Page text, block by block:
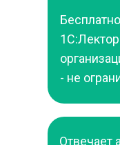
- не
Отвечает